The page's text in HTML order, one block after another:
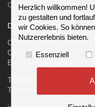
CALIU
Dr. Oliver Hahn
CC Mercadona Local 2.1
Calle Zaragoza 1
E-07181 Palmanova
Telefon: 0034 971135007
Telefax: 0034 971135008
Herzlich willkommen!
zu gestalten und
wir Cookies. So
Nutzererlebnis bieten.
Essenziell